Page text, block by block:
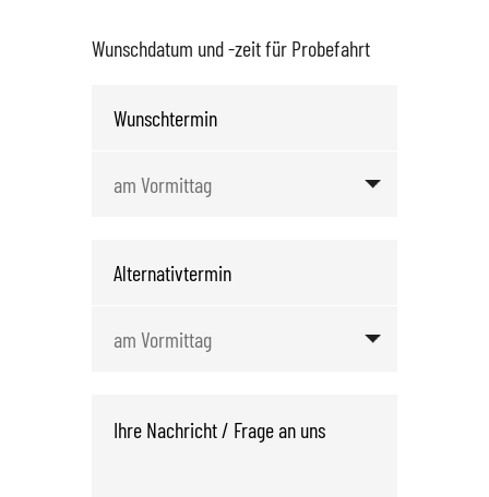
Wunschdatum und -zeit für Probefahrt